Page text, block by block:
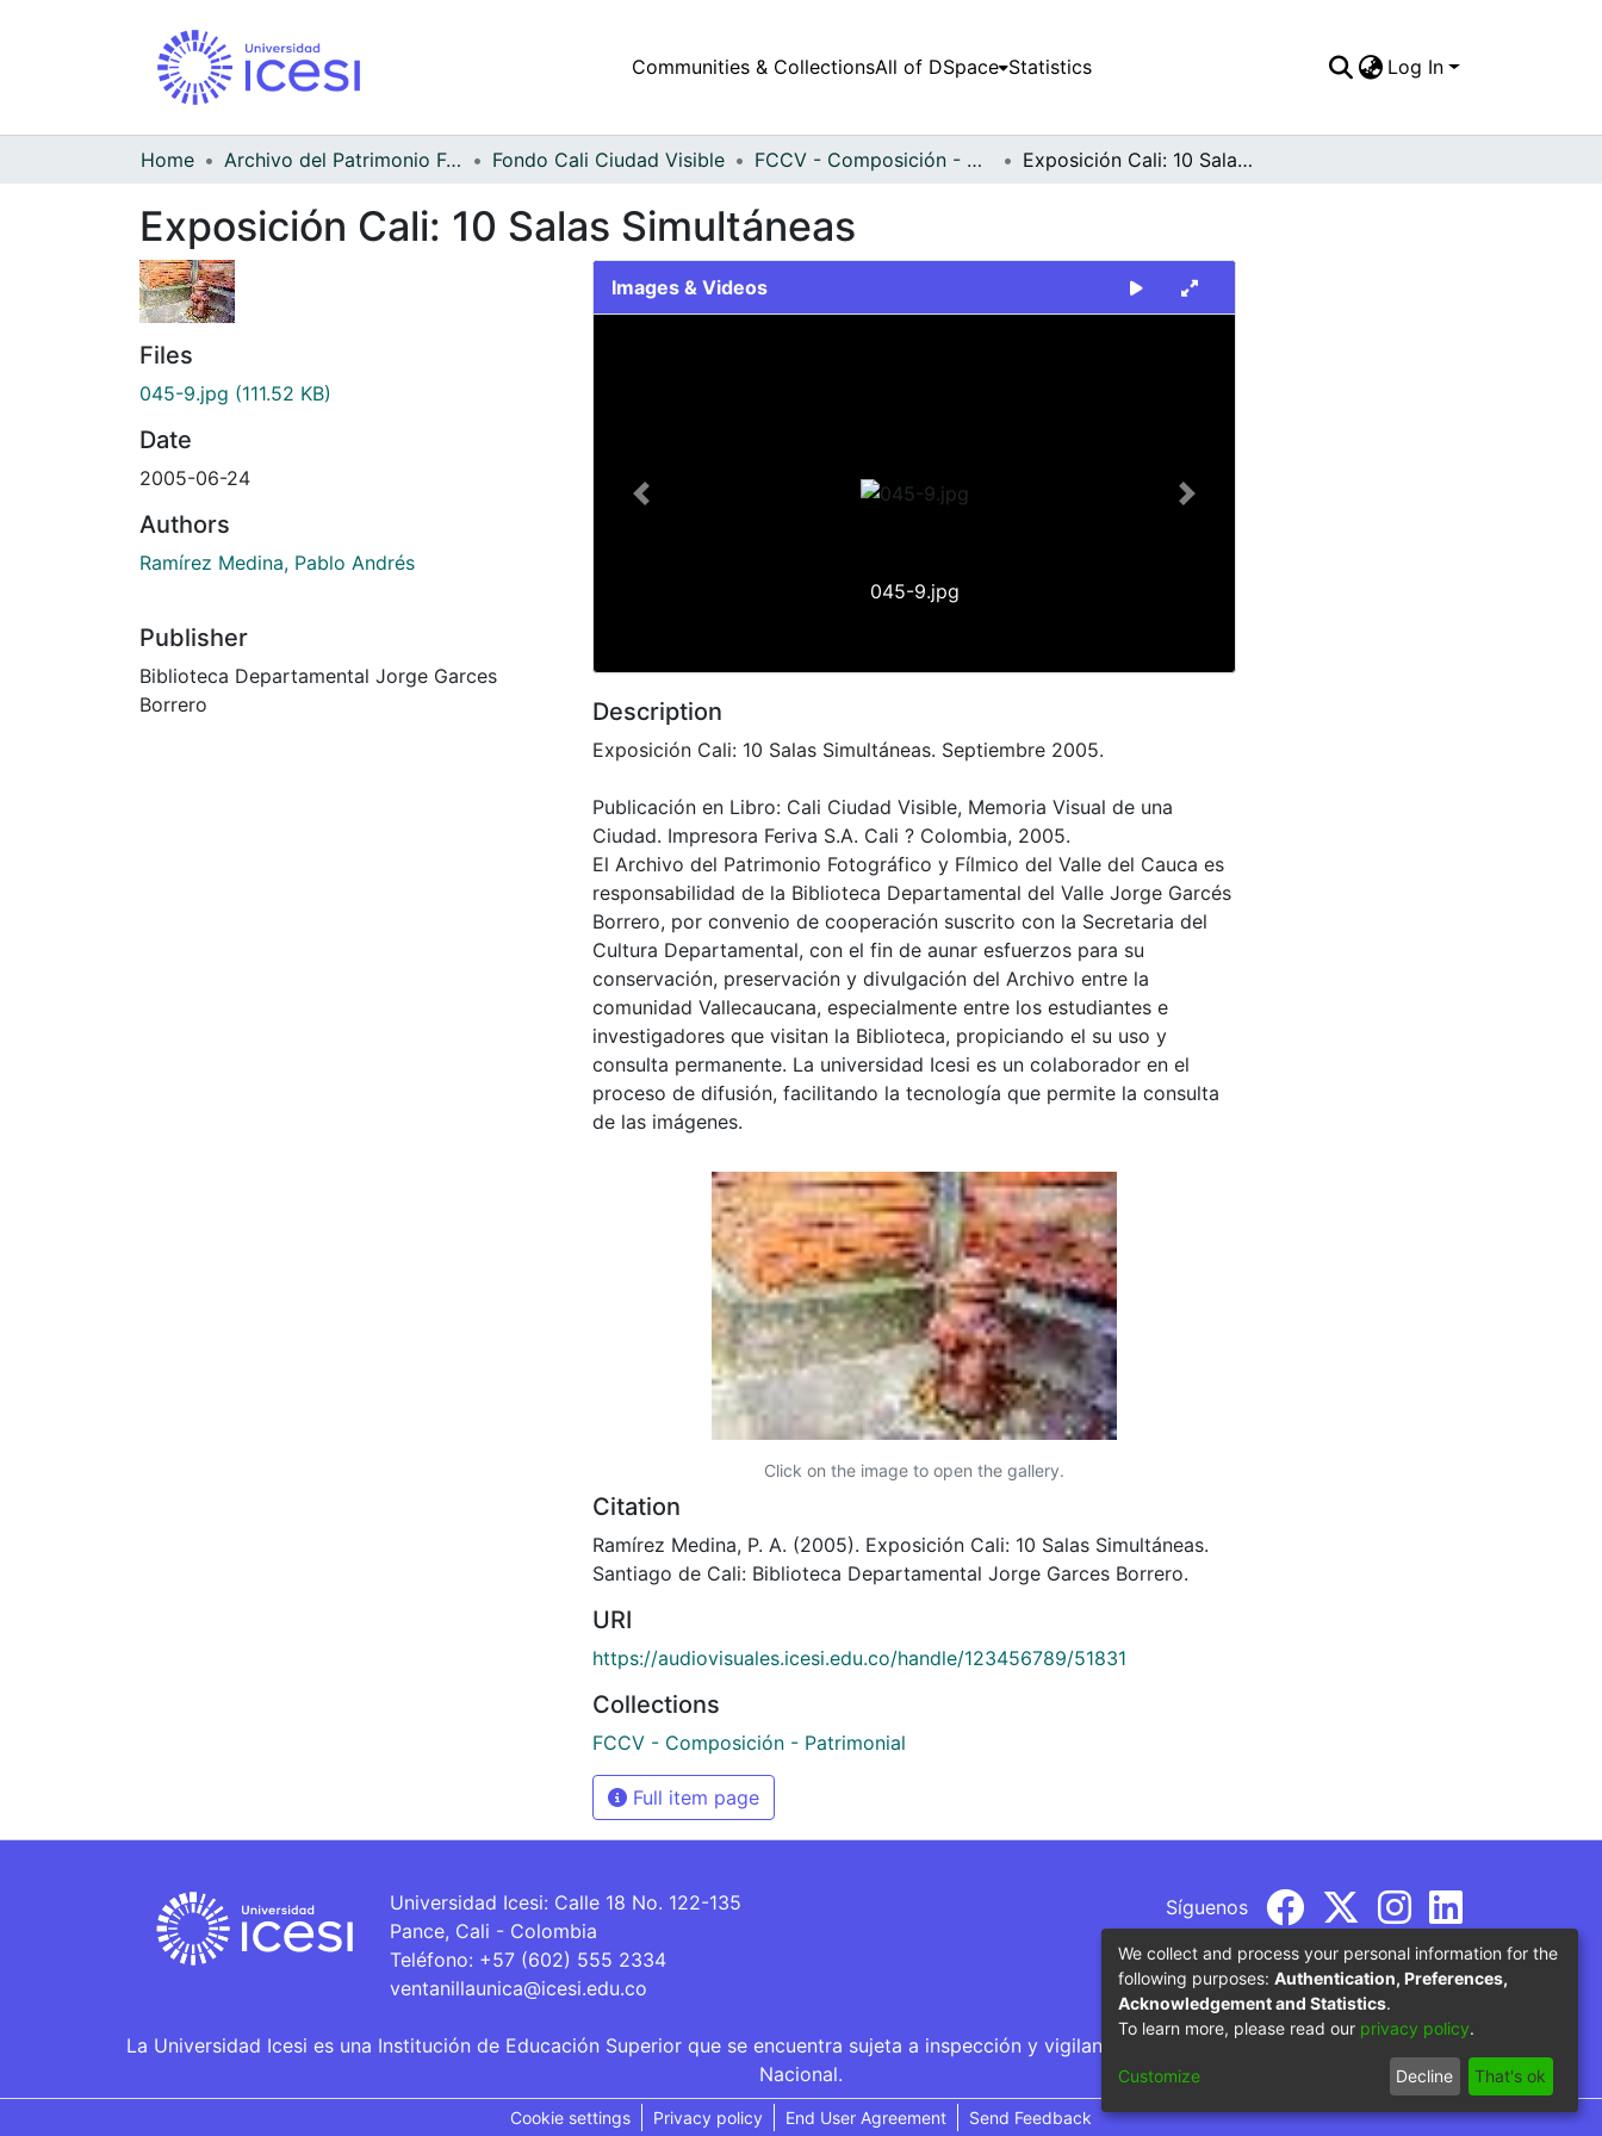
Communities & CollectionsAll of DSpace Statistics Log In
Home Archivo del Patrimonio Fotográfico y Fílmico del Valle del Cauca Fondo Cali Ciudad Visible FCCV - Composición - Patrimonial Exposición Cali: 10 Salas Simultáneas
Exposición Cali: 10 Salas Simultáneas
Files
045-9.jpg (111.52 KB)
Date
2005-06-24
Authors
Ramírez Medina, Pablo Andrés
Publisher
Biblioteca Departamental Jorge Garces
Borrero
Images & Videos
045-9.jpg
Previous Next
Description
Exposición Cali: 10 Salas Simultáneas. Septiembre 2005.
Publicación en Libro: Cali Ciudad Visible, Memoria Visual de una
Ciudad. Impresora Feriva S.A. Cali ? Colombia, 2005.
El Archivo del Patrimonio Fotográfico y Fílmico del Valle del Cauca es
responsabilidad de la Biblioteca Departamental del Valle Jorge Garcés
Borrero, por convenio de cooperación suscrito con la Secretaria del
Cultura Departamental, con el fin de aunar esfuerzos para su
conservación, preservación y divulgación del Archivo entre la
comunidad Vallecaucana, especialmente entre los estudiantes e
investigadores que visitan la Biblioteca, propiciando el su uso y
consulta permanente. La universidad Icesi es un colaborador en el
proceso de difusión, facilitando la tecnología que permite la consulta
de las imágenes.
Click on the image to open the gallery.
Citation
Ramírez Medina, P. A. (2005). Exposición Cali: 10 Salas Simultáneas.
Santiago de Cali: Biblioteca Departamental Jorge Garces Borrero.
URI
https://audiovisuales.icesi.edu.co/handle/123456789/51831
Collections
FCCV - Composición - Patrimonial
Full item page
Universidad Icesi: Calle 18 No. 122-135
Pance, Cali - Colombia
Teléfono: +57 (602) 555 2334
ventanillaunica@icesi.edu.co
Síguenos
La Universidad Icesi es una Institución de Educación Superior que se encuentra sujeta a inspección y vigilancia por parte del Ministerio de Educación
Nacional.
Cookie settings Privacy policy End User Agreement Send Feedback
We collect and process your personal information for the
following purposes: Authentication, Preferences,
Acknowledgement and Statistics.
To learn more, please read our privacy policy.
Customize Decline That's ok